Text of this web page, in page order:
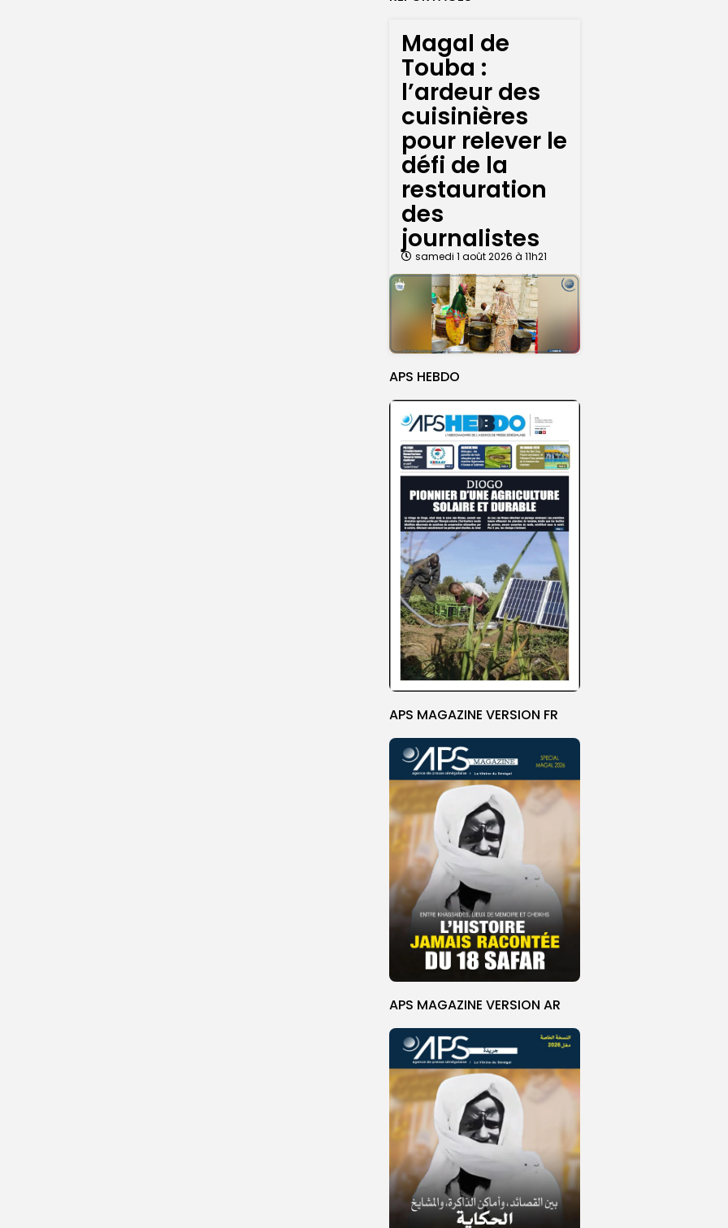
Magal de
Touba :
l’ardeur des
cuisinières
pour relever le
défi de la
restauration
des
journalistes
samedi 1 août 2026 à 11h21
APS HEBDO
APS MAGAZINE VERSION FR
APS MAGAZINE VERSION AR